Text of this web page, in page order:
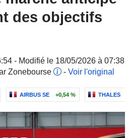
des objectifs
- Modifié le 18/05/2026 à 07:38
Zonebourse
- Voir l'original
AIRBUS SE +0,54 % THALES